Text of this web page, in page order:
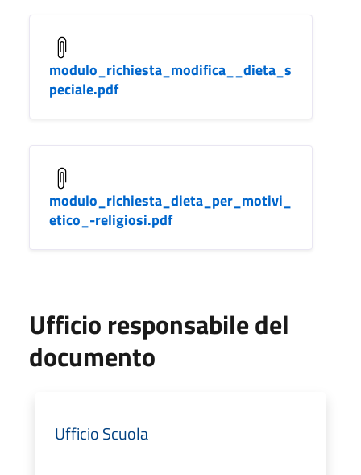
modulo_richiesta_modifica__dieta_s
peciale.pdf
modulo_richiesta_dieta_per_motivi_
etico_-religiosi.pdf
Ufficio responsabile del
documento
Ufficio Scuola